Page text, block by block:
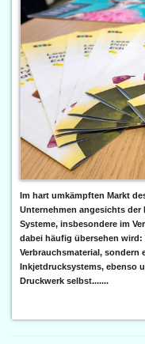
Im hart umkämpften Markt
Unternehmen angesichts
Systeme, insbesondere im
dabei häufig übersehen
Verbrauchsmaterial, sondern
Inkjetdrucksystems, ebenso
Druckwerk selbst.......